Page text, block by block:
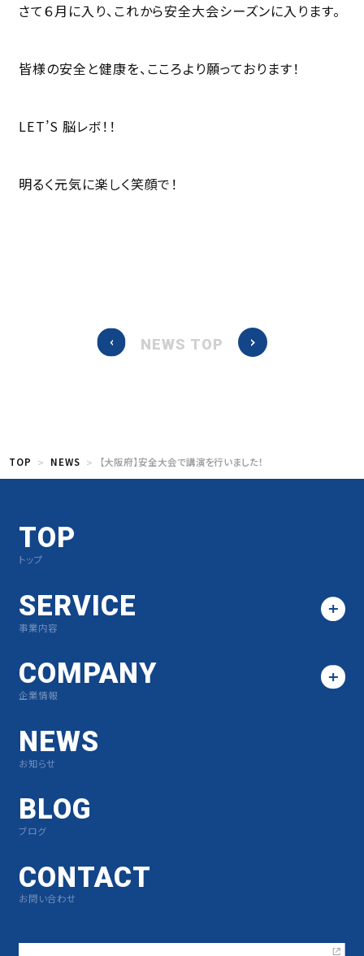
さて６月に入り、これから安全大会シーズンに入ります。
皆様の安全と健康を、こころより願っております！
LET’S 脳レボ！！
明るく元気に楽しく笑顔で！
NEWS TOP
TOP NEWS 【大阪府】安全大会で講演を行いました！
TOP
トップ
SERVICE
事業内容
COMPANY
企業情報
NEWS
お知らせ
BLOG
ブログ
CONTACT
お問い合わせ